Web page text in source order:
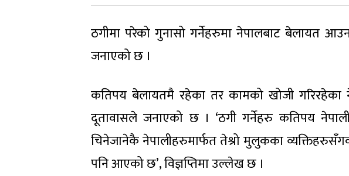
ठगीमा परेको गुनासो गर्नेहरुमा नेपालबाट बेलायत
जनाएको छ ।
कतिपय बेलायतमै रहेका तर कामको खोजी गरिरहेका
दूतावासले जनाएको छ । ‘ठगी गर्नेहरु कतिपय
चिनेजानेकै नेपालीहरुमार्फत तेश्रो मुलुकका
पनि आएको छ’, विज्ञप्तिमा उल्लेख छ ।